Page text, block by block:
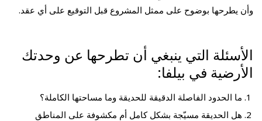
وأن يطرحها بوضوح على ممثل المشروع قبل التوقيع على أي عقد.
الأسئلة التي ينبغي أن تطرحها عن وحدتك
الأرضية في بيلفا:
ما الحدود الفاصلة الدقيقة للحديقة وما مساحتها الكاملة؟
هل الحديقة مسيّجة بشكل كامل أم مكشوفة على المناطق